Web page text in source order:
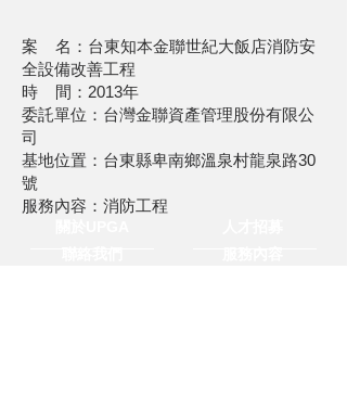
案 名：台東知本金聯世紀大飯店消防安
全設備改善工程
時 間：2013年
委託單位：台灣金聯資產管理股份有限公
司
基地位置：台東縣卑南鄉溫泉村龍泉路30
號
服務內容：消防工程